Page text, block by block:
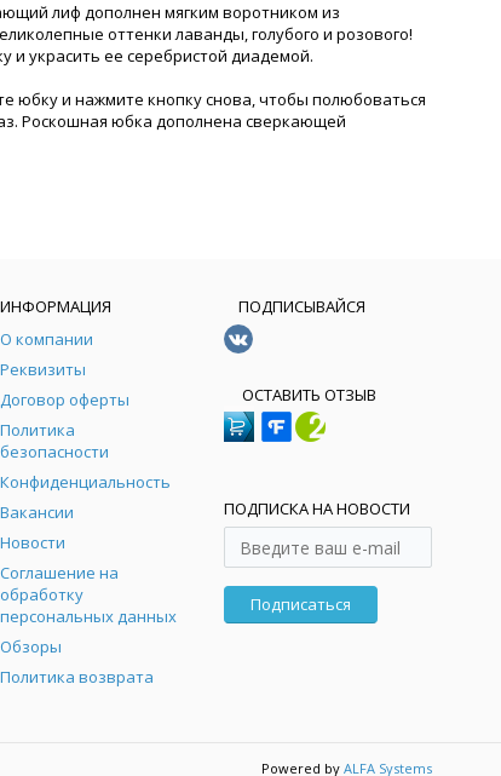
лиф дополнен мягким воротником из
оттенки лаванды, голубого и розового!
украсить ее серебристой диадемой.
юбку и нажмите кнопку снова, чтобы полюбоваться
Роскошная юбка дополнена сверкающей
ИНФОРМАЦИЯ
О компании
Реквизиты
Договор оферты
Политика
безопасности
Конфиденциальность
Вакансии
Новости
Соглашение на
обработку
персональных данных
Обзоры
Политика возврата
ПОДПИСЫВАЙСЯ
ОСТАВИТЬ ОТЗЫВ
ПОДПИСКА НА НОВОСТИ
Подписаться
Powered by ALFA Systems